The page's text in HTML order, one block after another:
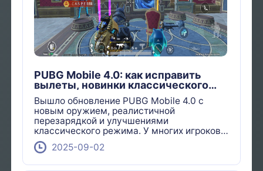
PUBG Mobile 4.0: как исправить
вылеты, новинки классического
режима и дата выхода
Вышло обновление PUBG Mobile 4.0 с
новым оружием, реалистичной
перезарядкой и улучшениями
классического режима. У многих игроков
возникают вылеты — разбираем причины,
даём решения и рассказываем обо всех
2025-09-02